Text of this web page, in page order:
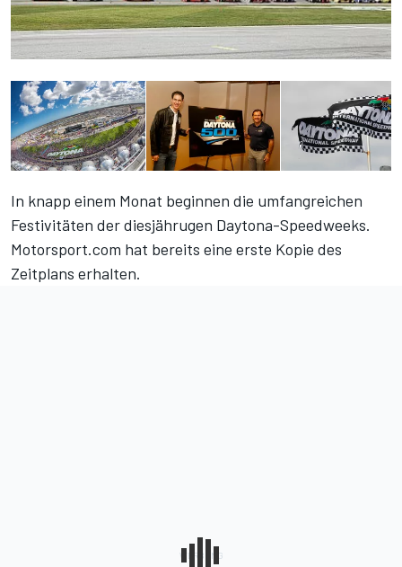
In knapp einem Monat beginnen die umfangreichen
Festivitäten der diesjährugen Daytona-Speedweeks.
Motorsport.com hat bereits eine erste Kopie des
Zeitplans erhalten.